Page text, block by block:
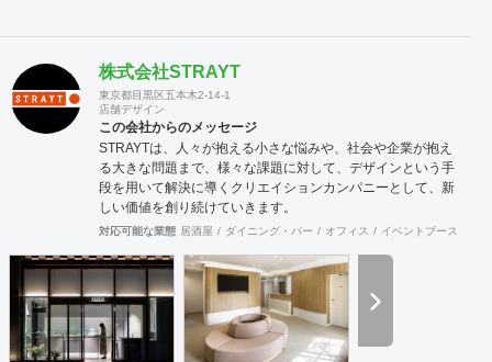
株式会社STRAYT
東京都目黒区五本木2-14-1
店舗デザイン
この会社からのメッセージ
STRAYTは、人々が抱える小さな悩みや、社会や企業が抱え
る大きな問題まで、様々な課題に対して、デザインという手
段を用いて解決に導くクリエイションカンパニーとして、新
しい価値を創り続けていきます。
対応可能な業態 居酒屋 ダイニング・バー オフィス イベントブース・シ